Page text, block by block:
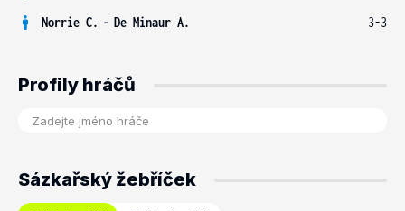
Norrie C. - De Minaur A. 3-3
Profily hráčů
Sázkařský žebříček